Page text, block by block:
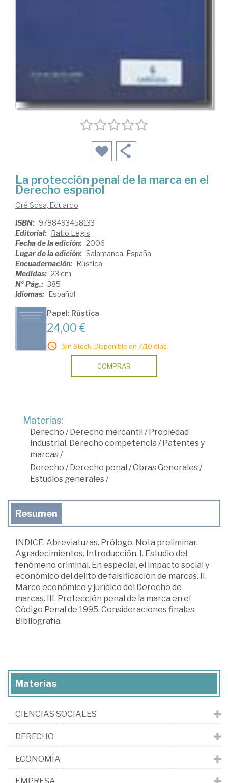
La protección penal de la marca en el
Derecho español
Oré Sosa, Eduardo
ISBN: 9788493458133
Editorial: Ratio Legis
Fecha de la edición: 2006
Lugar de la edición: Salamanca. España
Encuadernación: Rústica
Medidas: 23 cm
Nº Pág.: 385
Idiomas: Español
Papel: Rústica
24,00 €
Sin Stock. Disponible en 7/10 días.
COMPRAR
Materias:
Derecho /Derecho mercantil /Propiedad
industrial. Derecho competencia /Patentes y
marcas/
Derecho /Derecho penal /Obras Generales/
Estudios generales/
Resumen
INDICE: Abreviaturas. Prólogo. Nota preliminar.
Agradecimientos. Introducción. I. Estudio del
fenómeno criminal. En especial, el impacto social y
económico del delito de falsificación de marcas. II.
Marco económico y jurídico del Derecho de
marcas. III. Protección penal de la marca en el
Código Penal de 1995. Consideraciones finales.
Bibliografía.
Materias
CIENCIAS SOCIALES
DERECHO
ECONOMÍA